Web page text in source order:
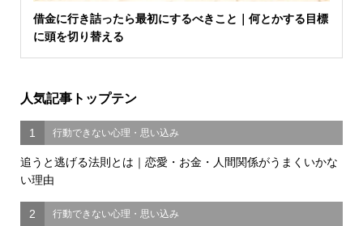
借金に行き詰ったら最初にするべきこと｜何とかする目標
に頭を切り替える
人気記事トップテン
1 行動できない心理・思い込み
追うと逃げる法則とは｜恋愛・お金・人間関係がうまくいかな
い理由
2 行動できない心理・思い込み